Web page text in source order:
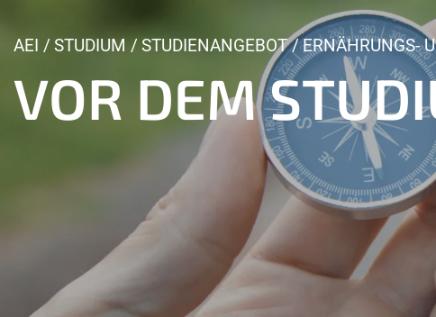
Y
u
AEI STUDIUM STUDIENANGEBOT ERNÄHRUNGS-
VOR DEM